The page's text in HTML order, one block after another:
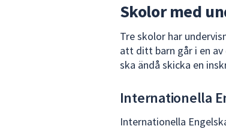
Skolor med
Tre skolor har
att ditt barn går i en
ska ändå skicka en
Internationella
Internationella